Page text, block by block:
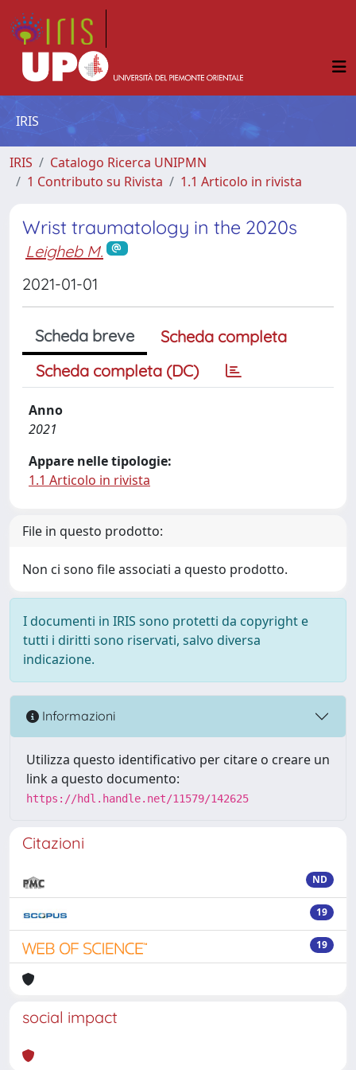
IRIS
IRIS
Catalogo Ricerca UNIPMN
1 Contributo su Rivista
1.1 Articolo in rivista
Wrist traumatology in the 2020s
Leigheb M.
2021-01-01
Scheda breve
Scheda completa
Scheda completa (DC)
Anno
2021
Appare nelle tipologie:
1.1 Articolo in rivista
File in questo prodotto:
Non ci sono file associati a questo prodotto.
I documenti in IRIS sono protetti da copyright e
tutti i diritti sono riservati, salvo diversa
indicazione.
Informazioni
Utilizza questo identificativo per citare o creare un
link a questo documento:
https://hdl.handle.net/11579/142625
Citazioni
ND
19
19
social impact